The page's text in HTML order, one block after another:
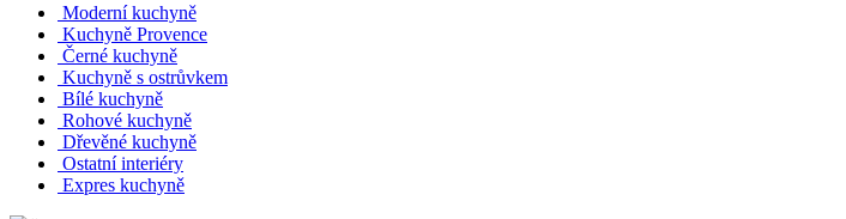
Moderní kuchyně
Kuchyně Provence
Černé kuchyně
Kuchyně s ostrůvkem
Bílé kuchyně
Rohové kuchyně
Dřevěné kuchyně
Ostatní interiéry
Expres kuchyně